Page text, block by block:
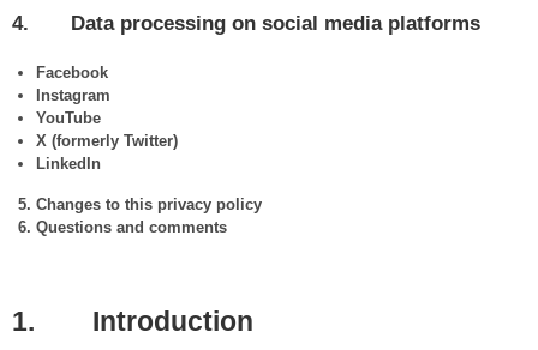
4. Data processing on social media platforms
Facebook
Instagram
YouTube
X (formerly Twitter)
LinkedIn
Changes to this privacy policy
Questions and comments
1. Introduction